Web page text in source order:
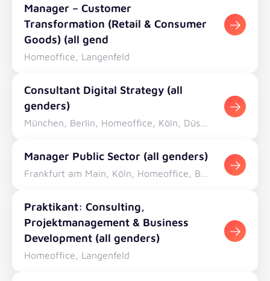
Manager – Customer
Transformation (Retail & Consumer
Goods) (all gend
Homeoffice, Langenfeld
Consultant Digital Strategy (all
genders)
Manager Public Sector (all genders)
Praktikant: Consulting,
Projektmanagement & Business
Development (all genders)
Homeoffice, Langenfeld